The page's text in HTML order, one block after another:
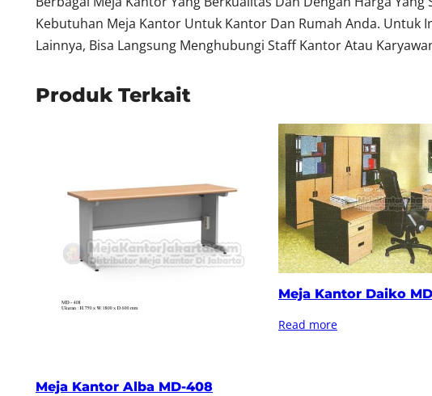
Kebutuhan Meja Kantor Untuk Kantor Dan Rumah Anda. Untuk
Lainnya, Bisa Langsung Menghubungi Staff Kantor Atau
Produk Terkait
Meja Kantor Alba MD-408
Meja Kantor Daiko
Read more